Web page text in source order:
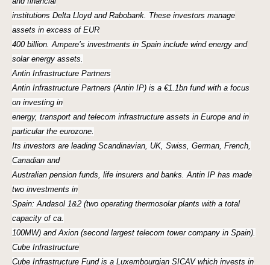
institutions Delta Lloyd and Rabobank. These investors manage
assets in excess of EUR
400 billion. Ampere’s investments in Spain include wind energy and
solar energy assets.
Antin Infrastructure Partners
Antin Infrastructure Partners (Antin IP) is a €1.1bn fund with a focus
on investing in
energy, transport and telecom infrastructure assets in Europe and in
particular the eurozone.
Its investors are leading Scandinavian, UK, Swiss, German, French,
Canadian and
Australian pension funds, life insurers and banks. Antin IP has made
two investments in
Spain: Andasol 1&2 (two operating thermosolar plants with a total
capacity of ca.
100MW) and Axion (second largest telecom tower company in Spain).
Cube Infrastructure
Cube Infrastructure Fund is a Luxembourgian SICAV which invests in